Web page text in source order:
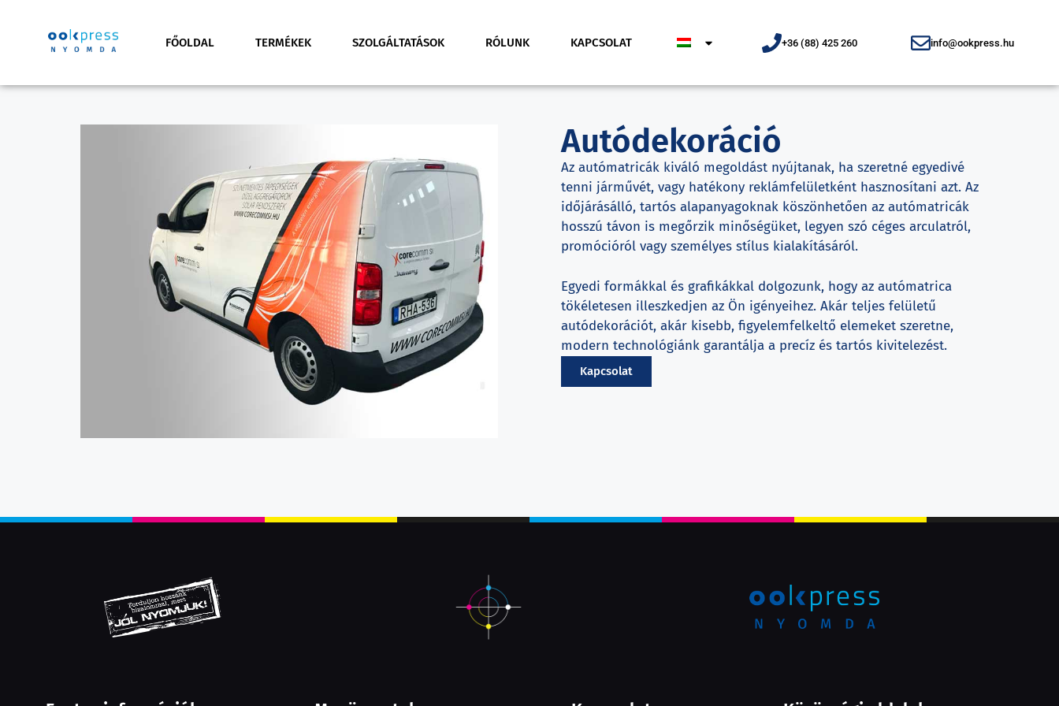
FŐOLDAL TERMÉKEK SZOLGÁLTATÁSOK RÓLUNK KAPCSOLAT +36 (88) 425 260 info@ookpress.hu
Autódekoráció
Az autómatricák kiváló megoldást nyújtanak, ha szeretné egyedivé
tenni járművét, vagy hatékony reklámfelületként hasznosítani azt. Az
időjárásálló, tartós alapanyagoknak köszönhetően az autómatricák
hosszú távon is megőrzik minőségüket, legyen szó céges arculatról,
promócióról vagy személyes stílus kialakításáról.
Egyedi formákkal és grafikákkal dolgozunk, hogy az autómatrica
tökéletesen illeszkedjen az Ön igényeihez. Akár teljes felületű
autódekorációt, akár kisebb, figyelemfelkeltő elemeket szeretne,
modern technológiánk garantálja a precíz és tartós kivitelezést.
Kapcsolat